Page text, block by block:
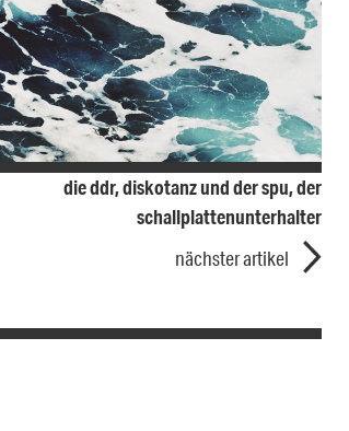
die ddr, diskotanz und der spu, der
schallplattenunterhalter
nächster artikel